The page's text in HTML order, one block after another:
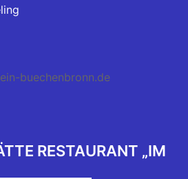
buechenbronn.de
RESTAURANT „IM